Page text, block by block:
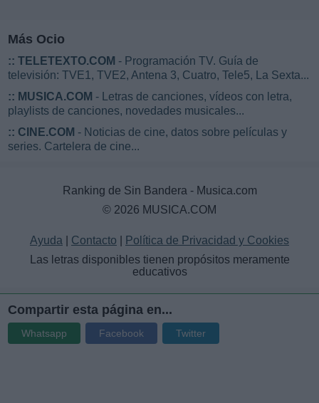
Más Ocio
:: TELETEXTO.COM - Programación TV. Guía de
televisión: TVE1, TVE2, Antena 3, Cuatro, Tele5, La Sexta...
:: MUSICA.COM - Letras de canciones, vídeos con letra,
playlists de canciones, novedades musicales...
:: CINE.COM - Noticias de cine, datos sobre películas y
series. Cartelera de cine...
Ranking de Sin Bandera - Musica.com
© 2026 MUSICA.COM
Ayuda Contacto
Política de Privacidad y Cookies
Las letras disponibles tienen propósitos meramente
educativos
Compartir esta página en...
Whatsapp Facebook Twitter